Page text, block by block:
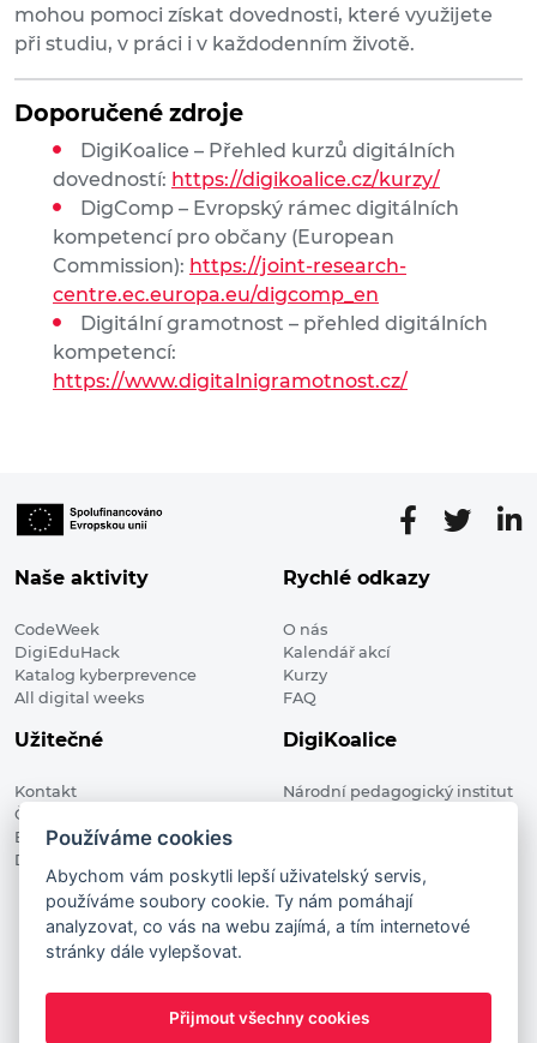
mohou pomoci získat dovednosti, které využijete
při studiu, v práci i v každodenním životě.
Doporučené zdroje
DigiKoalice – Přehled kurzů digitálních
dovedností: https://digikoalice.cz/kurzy/
DigComp – Evropský rámec digitálních
kompetencí pro občany (European
Commission): https://joint-research-
centre.ec.europa.eu/digcomp_en
Digitální gramotnost – přehled digitálních
kompetencí:
https://www.digitalnigramotnost.cz/
Naše aktivity
CodeWeek
DigiEduHack
Katalog kyberprevence
All digital weeks
Rychlé odkazy
O nás
Kalendář akcí
Kurzy
FAQ
Užitečné
Kontakt
Členské organizace
Blog
Digitalizace ve vzdělávání
DigiKoalice
Národní pedagogický institut
DigiKoalice 2021. All rights reserved
Vstup do administrace
This project has received funding from the European
Commission Innovation and Networks Executive Agency (now
Používáme cookies
Abychom vám poskytli lepší uživatelský servis,
používáme soubory cookie. Ty nám pomáhají
analyzovat, co vás na webu zajímá, a tím internetové
stránky dále vylepšovat.
Přijmout všechny cookies